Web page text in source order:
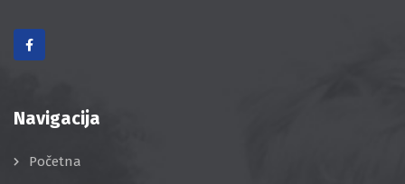
Navigacija
Početna